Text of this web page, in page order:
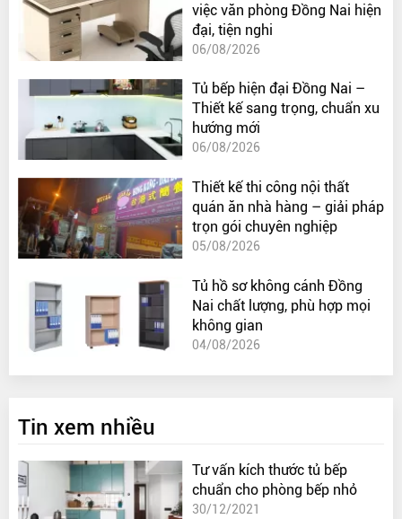
việc văn phòng Đồng Nai hiện
đại, tiện nghi
06/08/2026
Tủ bếp hiện đại Đồng Nai –
Thiết kế sang trọng, chuẩn xu
hướng mới
06/08/2026
Thiết kế thi công nội thất
quán ăn nhà hàng – giải pháp
trọn gói chuyên nghiệp
05/08/2026
Tủ hồ sơ không cánh Đồng
Nai chất lượng, phù hợp mọi
không gian
04/08/2026
Tin xem nhiều
Tư vấn kích thước tủ bếp
chuẩn cho phòng bếp nhỏ
30/12/2021